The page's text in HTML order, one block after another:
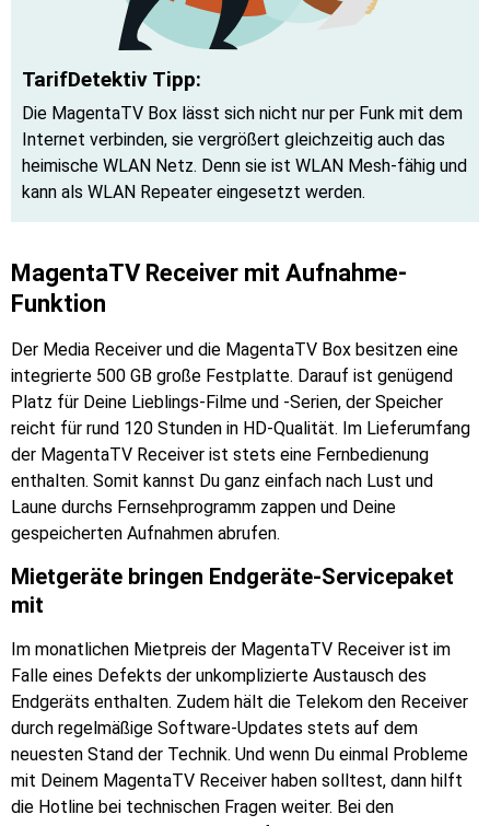
TarifDetektiv Tipp:
Die MagentaTV Box lässt sich nicht nur per Funk mit dem
Internet verbinden, sie vergrößert gleichzeitig auch das
heimische WLAN Netz. Denn sie ist WLAN Mesh-fähig und
kann als WLAN Repeater eingesetzt werden.
MagentaTV Receiver mit Aufnahme-
Funktion
Der Media Receiver und die MagentaTV Box besitzen eine
integrierte 500 GB große Festplatte. Darauf ist genügend
Platz für Deine Lieblings-Filme und -Serien, der Speicher
reicht für rund 120 Stunden in HD-Qualität. Im Lieferumfang
der MagentaTV Receiver ist stets eine Fernbedienung
enthalten. Somit kannst Du ganz einfach nach Lust und
Laune durchs Fernsehprogramm zappen und Deine
gespeicherten Aufnahmen abrufen.
Mietgeräte bringen Endgeräte-Servicepaket
mit
Im monatlichen Mietpreis der MagentaTV Receiver ist im
Falle eines Defekts der unkomplizierte Austausch des
Endgeräts enthalten. Zudem hält die Telekom den Receiver
durch regelmäßige Software-Updates stets auf dem
neuesten Stand der Technik. Und wenn Du einmal Probleme
mit Deinem MagentaTV Receiver haben solltest, dann hilft
die Hotline bei technischen Fragen weiter. Bei den